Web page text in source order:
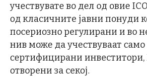
учествувате во дел од овие
од класичните јавни понуди
посериозно регулирани и во
нив може да учествуваат само
сертифицирани инвеститори,
отворени за секој.